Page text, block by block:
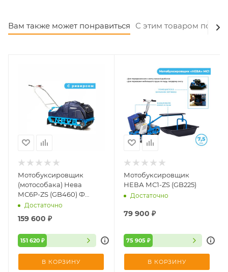
Вам также может понравиться С этим товаром
Мотобуксировщик
(мотособака) Нева
МС6P-ZS (GB460) Ф
(реверс)
Достаточно
159 600 ₽
151 620 ₽
В КОРЗИНУ
Мотобуксировщик
НЕВА МС1-ZS (GB225)
Достаточно
79 900 ₽
75 905 ₽
В КОРЗИНУ